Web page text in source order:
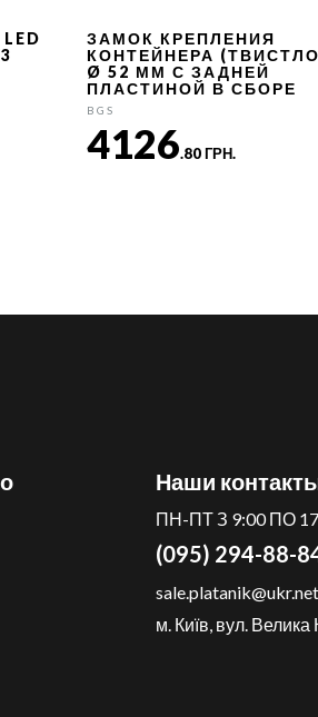
ЗАМОК КРЕПЛЕНИЯ
КОНТЕЙНЕРА
Ø 52 ММ С ЗАДНЕЙ
ПЛАСТИНОЙ В СБОРЕ
BGS
4126.80 ГРН.
Наши
ПН-ПТ З 9:00 ПО
(095) 294-88-
sale.platanik@ukr.net
м. Київ, вул. Велика